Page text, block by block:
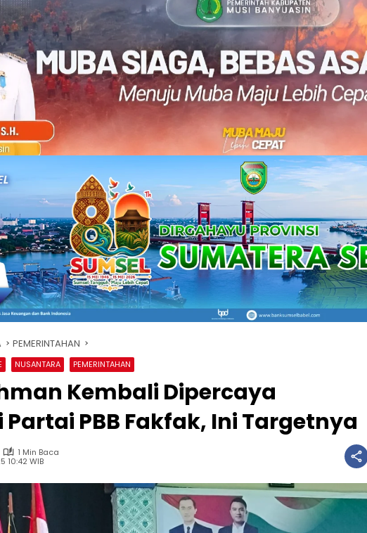
PEMERINTAHAN
NUSANTARA PEMERINTAHAN
Kembali Dipercaya
PBB Fakfak, Ini Targetnya
1 Min Baca
10:42 WIB